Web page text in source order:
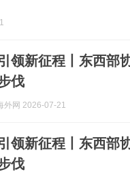
领新征程丨东西部
伐
外网 2026-07-21
领新征程丨东西部
伐